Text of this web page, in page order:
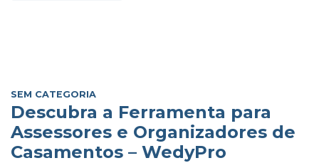
SEM CATEGORIA
Descubra a Ferramenta para
Assessores e Organizadores de
Casamentos – WedyPro